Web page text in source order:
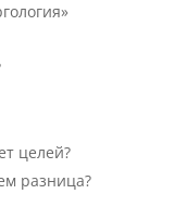
целей?
разница?